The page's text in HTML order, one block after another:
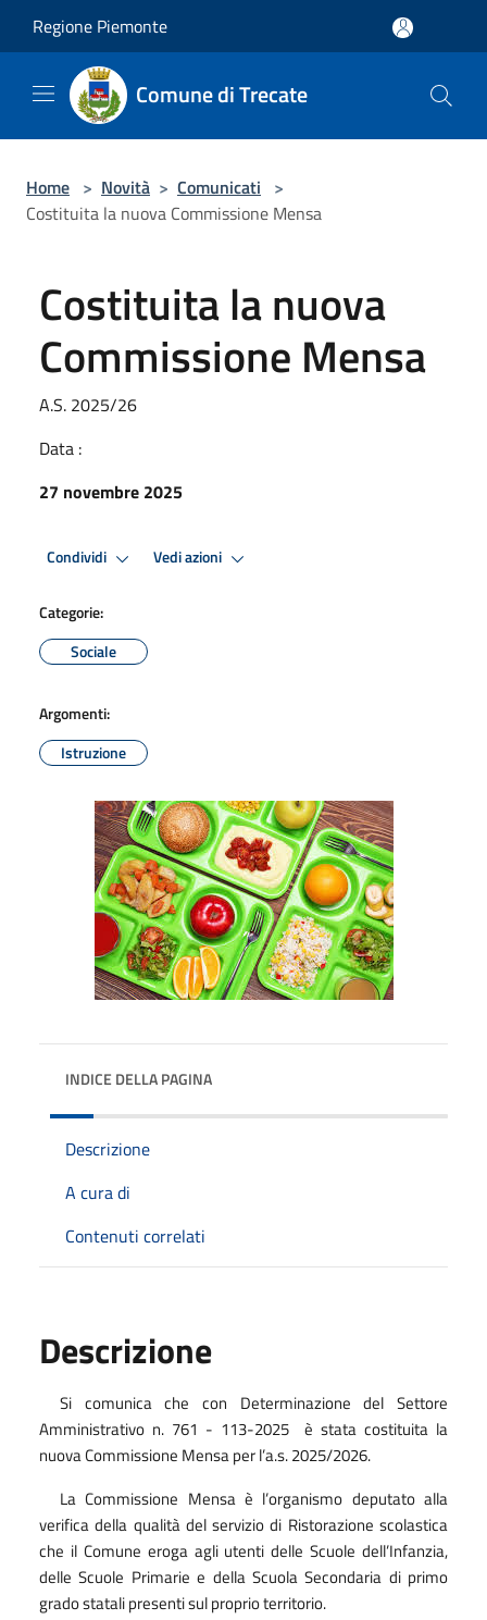
Regione Piemonte
Comune di Trecate
Home > Novità > Comunicati >
Costituita la nuova Commissione Mensa
Costituita la nuova
Commissione Mensa
A.S. 2025/26
Data :
27 novembre 2025
Condividi Vedi azioni
Categorie:
Sociale
Argomenti:
Istruzione
INDICE DELLA PAGINA
Descrizione
A cura di
Contenuti correlati
Descrizione
Si comunica che con Determinazione del Settore
Amministrativo n. 761 - 113-2025
è stata costituita la
nuova Commissione Mensa per l’a.s. 2025/2026.
La Commissione Mensaè l’organismo deputato alla
verifica della qualità del servizio di Ristorazione scolastica
che il Comune eroga agli utenti delle Scuole dell’Infanzia,
delle Scuole Primarie e della Scuola Secondaria di primo
grado statali presenti sul proprio territorio.